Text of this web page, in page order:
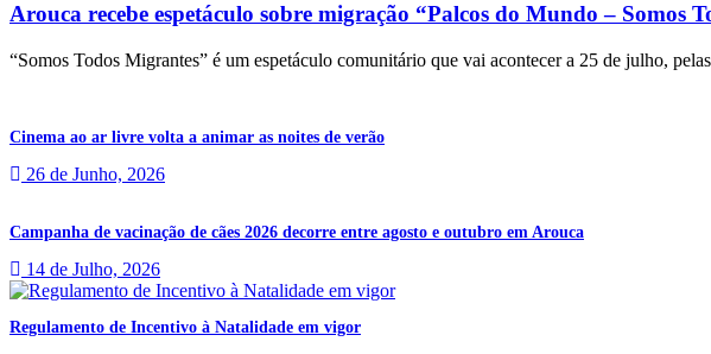
Arouca recebe espetáculo sobre migração “Palcos do Mundo – Somos
“Somos Todos Migrantes” é um espetáculo comunitário que vai acontecer a 25 de julho,
Cinema ao ar livre volta a animar as noites de verão
26 de Junho, 2026
Campanha de vacinação de cães 2026 decorre entre agosto e outubro em Arouca
14 de Julho, 2026
Regulamento de Incentivo à Natalidade em vigor